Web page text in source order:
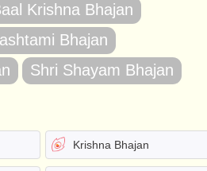
Krishna Bhajan
Bhajan
Shri Shayam Bhajan
Krishna Bhajan